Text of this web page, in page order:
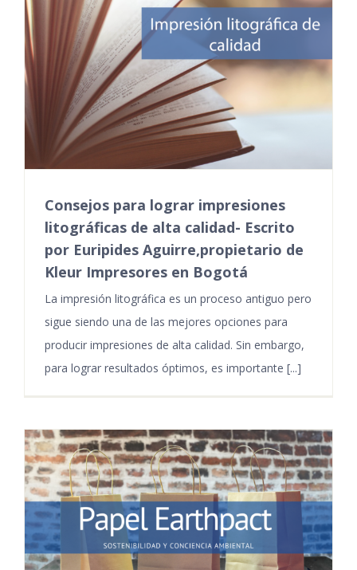
Consejos para lograr impresiones
litográficas de alta calidad- Escrito
por Euripides Aguirre,propietario de
Kleur Impresores en Bogotá
La impresión litográfica es un proceso antiguo pero
sigue siendo una de las mejores opciones para
producir impresiones de alta calidad. Sin embargo,
para lograr resultados óptimos, es importante [...]